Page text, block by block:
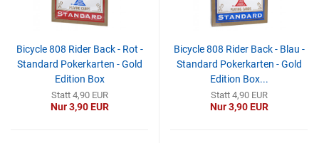
Bicycle 808 Rider Back - Rot -
Standard Pokerkarten - Gold
Edition Box
Statt 4,90 EUR
Nur 3,90 EUR
Bicycle 808 Rider Back - Blau -
Standard Pokerkarten - Gold
Edition Box...
Statt 4,90 EUR
Nur 3,90 EUR